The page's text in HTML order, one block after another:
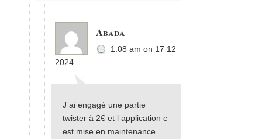
Abada
1:08 am on 17 12
2024
J ai engagé une partie
twister à 2€ et l application c
est mise en maintenance